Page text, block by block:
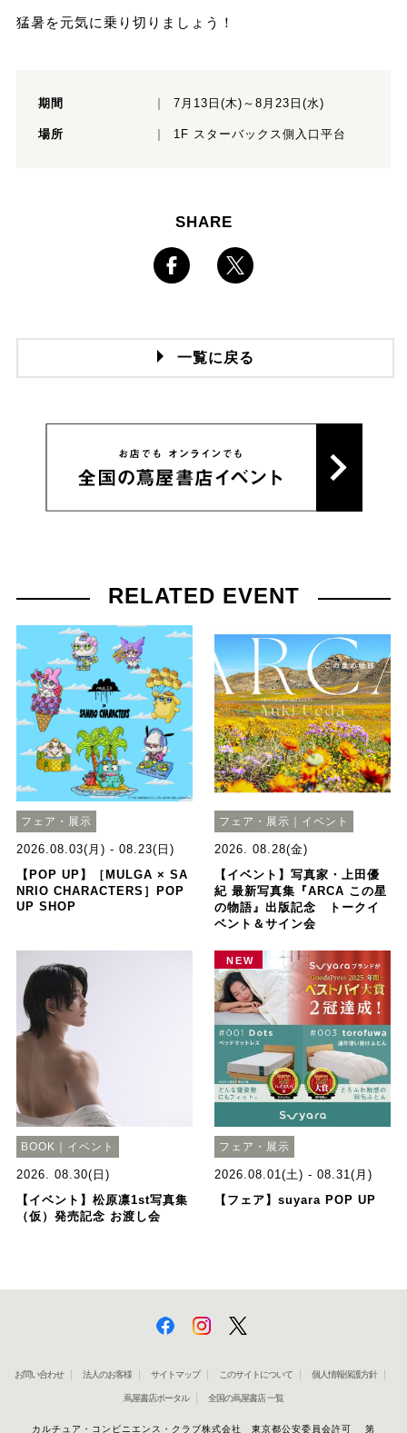
猛暑を元気に乗り切りましょう！
期間 7月13日(木)～8月23日(水)
場所 1F スターバックス側入口平台
SHARE
一覧に戻る
RELATED EVENT
フェア・展示
2026.08.03(月) - 08.23(日)
【POP UP】［MULGA × SA
NRIO CHARACTERS］POP
UP SHOP
フェア・展示｜イベント
2026. 08.28(金)
【イベント】写真家・上田優
紀 最新写真集『ARCA この星
の物語』出版記念 トークイ
ベント＆サイン会
BOOK｜イベント
2026. 08.30(日)
【イベント】松原凛1st写真集
（仮）発売記念 お渡し会
NEW
フェア・展示
2026.08.01(土) - 08.31(月)
【フェア】suyara POP UP
お問い合わせ 法人のお客様 サイトマップ このサイトについて 個人情報保護方針
蔦屋書店ポータル 全国の蔦屋書店 一覧
カルチュア・コンビニエンス・クラブ株式会社 東京都公安委員会許可 第